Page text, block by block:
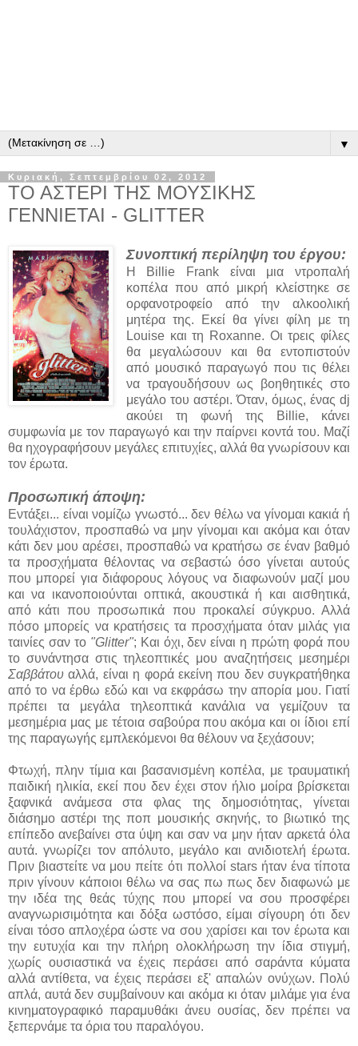
▼
Κυριακή, Σεπτεμβρίου 02, 2012
ΤΟ ΑΣΤΕΡΙ ΤΗΣ ΜΟΥΣΙΚΗΣ
ΓΕΝΝΙΕΤΑΙ - GLITTER
Συνοπτική περίληψη του έργου:
Η Billie Frank είναι μια ντροπαλή
κοπέλα που από μικρή κλείστηκε σε
ορφανοτροφείο από την αλκοολική
μητέρα της. Εκεί θα γίνει φίλη με τη
Louise και τη Roxanne. Οι τρεις φίλες
θα μεγαλώσουν και θα εντοπιστούν
από μουσικό παραγωγό που τις θέλει
να τραγουδήσουν ως βοηθητικές στο
μεγάλο του αστέρι. Όταν, όμως, ένας dj
ακούει τη φωνή της Billie, κάνει
συμφωνία με τον παραγωγό και την παίρνει κοντά του. Μαζί
θα ηχογραφήσουν μεγάλες επιτυχίες, αλλά θα γνωρίσουν και
τον έρωτα.
Προσωπική άποψη:
Εντάξει... είναι νομίζω γνωστό... δεν θέλω να γίνομαι κακιά ή
τουλάχιστον, προσπαθώ να μην γίνομαι και ακόμα και όταν
κάτι δεν μου αρέσει, προσπαθώ να κρατήσω σε έναν βαθμό
τα προσχήματα θέλοντας να σεβαστώ όσο γίνεται αυτούς
που μπορεί για διάφορους λόγους να διαφωνούν μαζί μου
και να ικανοποιούνται οπτικά, ακουστικά ή και αισθητικά,
από κάτι που προσωπικά που προκαλεί σύγκρυο. Αλλά
πόσο μπορείς να κρατήσεις τα προσχήματα όταν μιλάς για
ταινίες σαν το "Glitter"; Και όχι, δεν είναι η πρώτη φορά που
το συνάντησα στις τηλεοπτικές μου αναζητήσεις μεσημέρι
Σαββάτουαλλά, είναι η φορά εκείνη που δεν συγκρατήθηκα
από το να έρθω εδώ και να εκφράσω την απορία μου. Γιατί
πρέπει τα μεγάλα τηλεοπτικά κανάλια να γεμίζουν τα
μεσημέρια μας με τέτοια σαβούρα που ακόμα και οι ίδιοι επί
της παραγωγής εμπλεκόμενοι θα θέλουν να ξεχάσουν;
Φτωχή, πλην τίμια και βασανισμένη κοπέλα, με τραυματική
παιδική ηλικία, εκεί που δεν έχει στον ήλιο μοίρα βρίσκεται
ξαφνικά ανάμεσα στα φλας της δημοσιότητας, γίνεται
διάσημο αστέρι της ποπ μουσικής σκηνής, το βιωτικό της
επίπεδο ανεβαίνει στα ύψη και σαν να μην ήταν αρκετά όλα
αυτά. γνωρίζει τον απόλυτο, μεγάλο και ανιδιοτελή έρωτα.
Πριν βιαστείτε να μου πείτε ότι πολλοί stars ήταν ένα τίποτα
πριν γίνουν κάποιοι θέλω να σας πω πως δεν διαφωνώ με
την ιδέα της θεάς τύχης που μπορεί να σου προσφέρει
αναγνωρισιμότητα και δόξα ωστόσο, είμαι σίγουρη ότι δεν
είναι τόσο απλοχέρα ώστε να σου χαρίσει και τον έρωτα και
την ευτυχία και την πλήρη ολοκλήρωση την ίδια στιγμή,
χωρίς ουσιαστικά να έχεις περάσει από σαράντα κύματα
αλλά αντίθετα, να έχεις περάσει εξ' απαλών ονύχων. Πολύ
απλά, αυτά δεν συμβαίνουν και ακόμα κι όταν μιλάμε για ένα
κινηματογραφικό παραμυθάκι άνευ ουσίας, δεν πρέπει να
ξεπερνάμε τα όρια του παραλόγου.